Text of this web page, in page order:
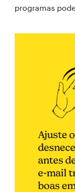
programas
Ajuste
antes
e-mail
boas